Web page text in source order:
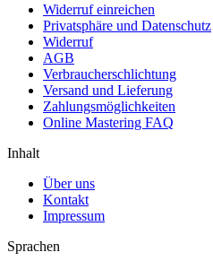
Widerruf einreichen
Privatsphäre und Datenschutz
Widerruf
AGB
Verbraucherschlichtung
Versand und Lieferung
Zahlungsmöglichkeiten
Online Mastering FAQ
Inhalt
Über uns
Kontakt
Impressum
Sprachen